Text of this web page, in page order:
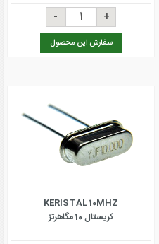
سفارش این محصول
KERISTAL 10MHZ
کریستال 10 مگاهرتز